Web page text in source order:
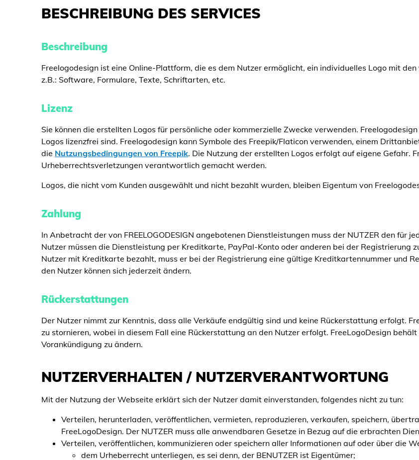
BESCHREIBUNG DES SERVICES
Beschreibung
Freelogodesign ist eine Online-Plattform, die es dem Nutzer ermöglicht, ein individuelles Logo mit
z.B.: Software, Formulare, Texte, Schriftarten, etc.
Lizenz
Sie können die erstellten Logos für persönliche oder kommerzielle Zwecke verwenden.
Logos lizenzfrei sind. Freelogodesign kann Symbole des Freepik/Flaticon verwenden, einem
die Nutzungsbedingungen von Freepik. Die Nutzung der erstellten Logos erfolgt auf eigene Gefahr.
Urheberrechtsverletzungen verantwortlich gemacht werden.
Logos, die nicht vom Kunden ausgewählt und nicht bezahlt wurden, bleiben Eigentum von
Zahlung
In Anbetracht der von FREELOGODESIGN angebotenen Dienstleistungen muss der NUTZER den für
Nutzer müssen die Dienstleistung per Kreditkarte, PayPal-Konto oder anderen bei der Registrierung
Nutzer mit Kreditkarte bezahlt, muss er bei der Registrierung eine gültige Kreditkartennummer und
den Nutzer können sich jederzeit ändern.
Rückerstattungen
Der Nutzer nimmt zur Kenntnis, dass alle Verkäufe endgültig sind und keine Rückerstattung erfolgt.
zu stornieren, wobei in diesem Fall eine Rückerstattung an den Nutzer erfolgt. FreeLogoDesign
Vorankündigung zu ändern.
NUTZERVERHALTEN / NUTZERVERANTWORTUNG
Mit der Nutzung der Webseite erklärt sich der Nutzer damit einverstanden, folgendes nicht zu tun:
Verteilen, herunterladen, veröffentlichen, vermieten, reproduzieren, verkaufen, speichern,
FreeLogoDesign. Der NUTZER muss alle anwendbaren Gesetze in Bezug auf die erbrachten
Verteilen, veröffentlichen, kommunizieren oder speichern aller Informationen auf oder über die
dem Urheberrecht unterliegen, es sei denn, der BENUTZER ist Eigentümer;